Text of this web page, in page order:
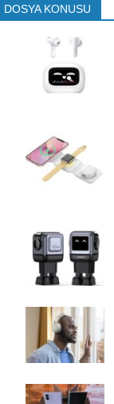
DOSYA KONUSU